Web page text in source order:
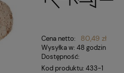
Cena netto: 80,49 zł
Wysyłka w: 48 godzin
Dostępność:
Kod produktu: 433-1